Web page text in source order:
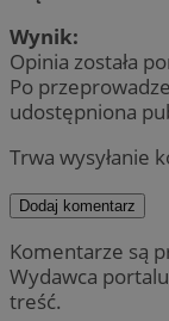
Wynik:
Opinia została
Po
udostępniona
Trwa wysyłanie
Dodaj komentarz
Komentarze są
Wydawca
treść.